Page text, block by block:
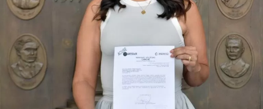
región sureste del país.
Con esta determinación, el senador abre una etapa
decisiva en su trayectoria pública, apostando por una
estrategia de cercanía ciudadana. Su retorno a Quintana
Roo busca garantizar la cohesión de las estructuras de
izquierda de cara a los próximos retos políticos. El relevo
institucional se procesará conforme a los tiempos legales